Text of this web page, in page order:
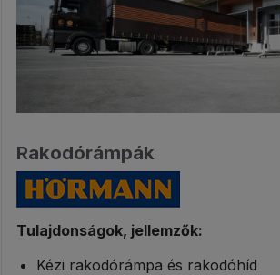
Rakodórámpák
Tulajdonságok, jellemzők:
Kézi rakodórámpa és rakodóhíd